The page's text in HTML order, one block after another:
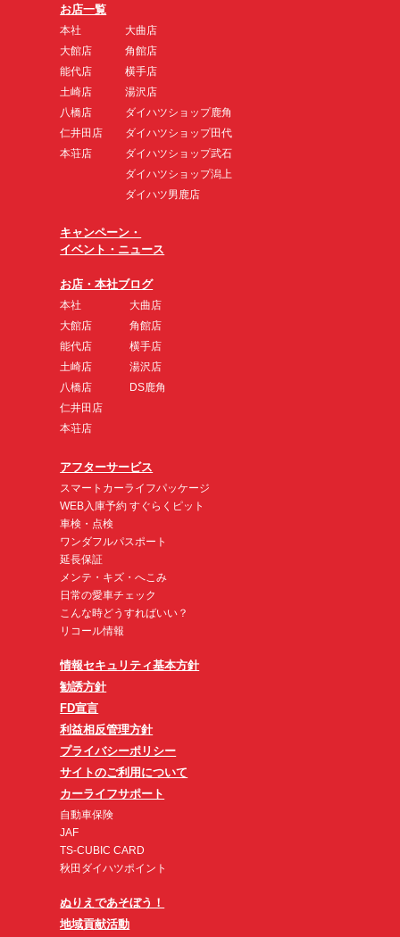
お店一覧
本社
大館店
能代店
土崎店
八橋店
仁井田店
本荘店
大曲店
角館店
横手店
湯沢店
ダイハツショップ鹿角
ダイハツショップ田代
ダイハツショップ武石
ダイハツショップ潟上
ダイハツ男鹿店
キャンペーン・
イベント・ニュース
お店・本社ブログ
本社
大館店
能代店
土崎店
八橋店
仁井田店
本荘店
大曲店
角館店
横手店
湯沢店
DS鹿角
アフターサービス
スマートカーライフパッケージ
WEB入庫予約 すぐらくピット
車検・点検
ワンダフルパスポート
延長保証
メンテ・キズ・へこみ
日常の愛車チェック
こんな時どうすればいい？
リコール情報
情報セキュリティ基本方針
勧誘方針
FD宣言
利益相反管理方針
プライバシーポリシー
サイトのご利用について
カーライフサポート
自動車保険
JAF
TS-CUBIC CARD
秋田ダイハツポイント
ぬりえであそぼう！
地域貢献活動